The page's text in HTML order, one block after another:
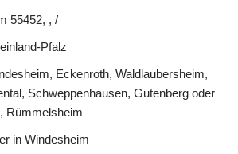
55452, , /
Pfalz
Eckenroth, Waldlaubersheim,
Schweppenhausen, Gutenberg oder
Rümmelsheim
in Windesheim